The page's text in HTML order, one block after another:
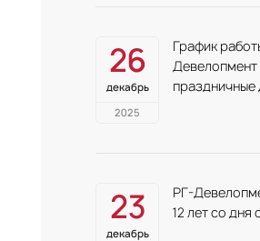
26
декабрь
2025
График
Девелопмент
праздничные
23
декабрь
РГ-
12 лет со дня